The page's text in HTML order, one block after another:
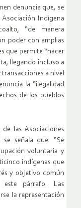
denuncia que, se
Indígena
“de manera
poder con amplias
que permite “hacer
llegando incluso a
a nivel
la “ilegalidad
de los pueblos
las Asociaciones
señala que: “Se
voluntaria y
indígenas que
y objetivo común
párrafo. Las
la representación